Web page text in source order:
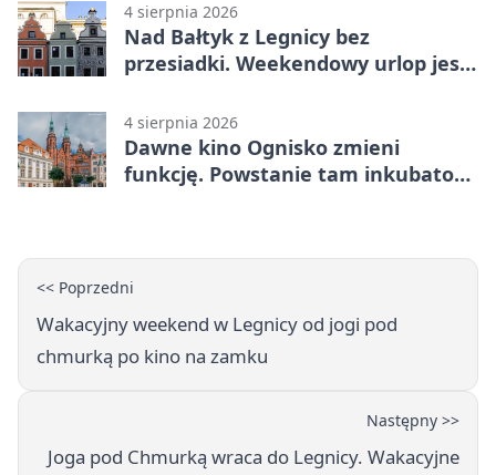
4 sierpnia 2026
Nad Bałtyk z Legnicy bez
przesiadki. Weekendowy urlop jest
4 sierpnia 2026
Dawne kino Ognisko zmieni
funkcję. Powstanie tam inkubator
<< Poprzedni
Wakacyjny weekend w Legnicy od jogi pod
chmurką po kino na zamku
Następny >>
Joga pod Chmurką wraca do Legnicy. Wakacyjne